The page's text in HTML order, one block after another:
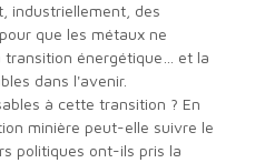
industriellement, des
que les métaux ne
transition énergétique… et la
dans l'avenir.
minière peut-elle suivre le
politiques ont-ils pris la